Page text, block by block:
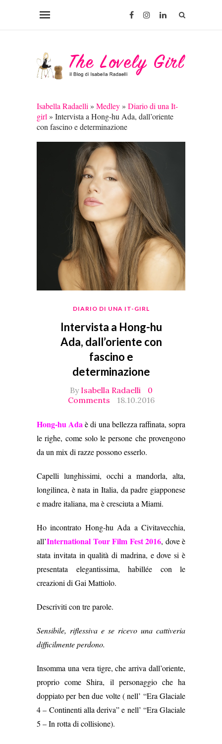
Isabella Radaelli » Medley» Diario di una It-
girl » Intervista a Hong-hu Ada, dall’oriente
con fascino e determinazione
DIARIO DI UNA IT-GIRL
Intervista a Hong-hu
Ada, dall’oriente con
fascino e
determinazione
By Isabella Radaelli
0
Comments
18.10.2016
Hong-hu Adaè di una bellezza raffinata, sopra
le righe, come solo le persone che provengono
da un mix di razze possono esserlo.
Capelli lunghissimi, occhi a mandorla, alta,
longilinea, è nata in Italia, da padre giapponese
e madre italiana, ma è cresciuta a Miami.
Ho incontrato Hong-hu Ada a Civitavecchia,
all’International Tour Film Fest 2016, dove è
stata invitata in qualità di madrina, e dove si è
presentata elegantissima, habillée con le
creazioni di Gai Mattiolo.
Descriviti con tre parole.
Sensibile, riflessiva e se ricevo una cattiveria
difficilmente perdono.
Insomma una vera tigre, che arriva dall’oriente,
proprio come Shira, il personaggio che ha
doppiato per ben due volte ( nell’ “Era Glaciale
4 – Continenti alla deriva” e nell’ “Era Glaciale
5 – In rotta di collisione).